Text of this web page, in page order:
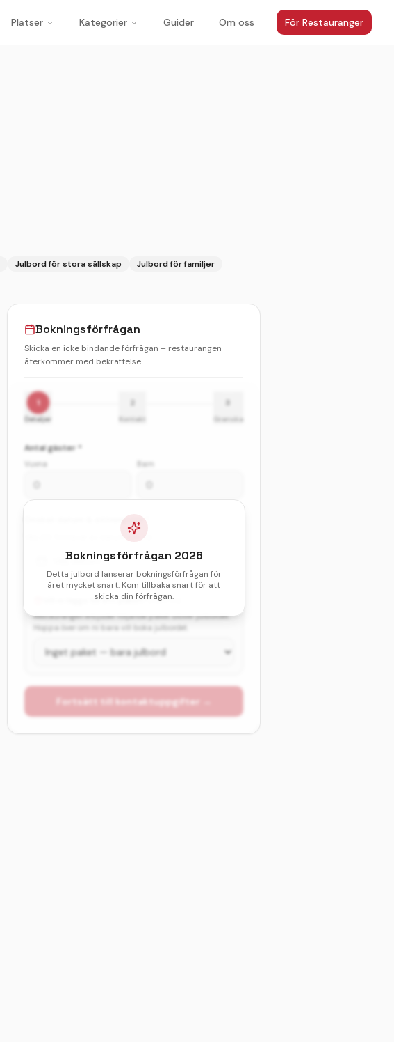
Platser Kategorier Guider Om oss För Restauranger
Julbord för stora sällskap
Julbord för familjer
Bokningsförfrågan
Skicka en icke bindande förfrågan – restaurangen
återkommer med bekräftelse.
1
Detaljer Kontakt
3
Granska
Antal gäster *
Vuxna Barn
Önskat datum & sittningstid *
Välj ditt förstaval av datum och tid.
Välj datum
Vill ni lägga till ett paket?(valfritt)
Restaurangen erbjuder följande paket utöver julbordet.
Hoppa över om ni bara vill boka julbordet.
Fortsätt till kontaktuppgifter →
Bokningsförfrågan 2026
Detta julbord lanserar bokningsförfrågan för
året mycket snart. Kom tillbaka snart för att
skicka din förfrågan.